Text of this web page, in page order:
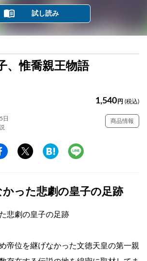
試し読み
、惟喬親王物語
1,540 円 (税込)
日
商品情報
った悲劇の皇子の足跡
悲劇の皇子の足跡
帝位を継げなかった文徳天皇の第一親